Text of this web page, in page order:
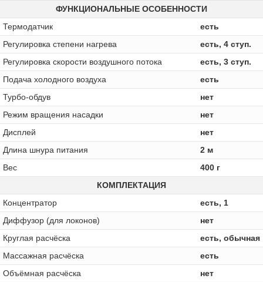
ФУНКЦИОНАЛЬНЫЕ ОСОБЕННОСТИ
Термодатчик
есть
Регулировка степени нагрева
есть, 4 ступ.
Регулировка скорости воздушного потока
есть, 3 ступ.
Подача холодного воздуха
есть
Турбо-обдув
нет
Режим вращения насадки
нет
Дисплей
нет
Длина шнура питания
2 м
Вес
400 г
КОМПЛЕКТАЦИЯ
Концентратор
есть, 1
Диффузор (для локонов)
нет
Круглая расчёска
есть, обычная
Массажная расчёска
есть
Объёмная расчёска
нет